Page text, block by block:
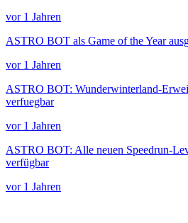
vor 1 Jahren
ASTRO BOT als Game of the Year
vor 1 Jahren
ASTRO BOT: Wunderwinterland-
verfuegbar
vor 1 Jahren
ASTRO BOT: Alle neuen Speedrun-
verfügbar
vor 1 Jahren